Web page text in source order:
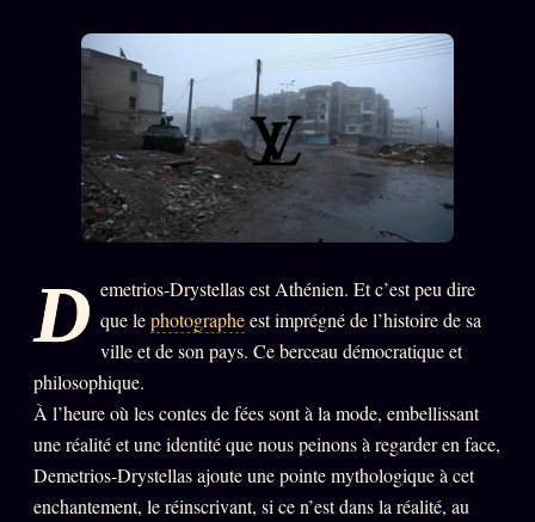
PRÉDICTIONS INFOFICTION
L'ORACLE Z/S 12 PRODUITS
Chat Oracle LIVE
Oracle z/S
Oracle Analyse
24€
Oracle Éclair
Oracle Couples
Oracle Famille
Oracle Sigil Sonore
Oracle Parfum
D emetrios-Drystellas est Athénien. Et c’est peu dire
que lephotographeest imprégné de l’histoire de sa
ville et de son pays. Ce berceau démocratique et
philosophique.
À l’heure où les contes de fées sont à la mode, embellissant
une réalité et une identité que nous peinons à regarder en face,
Demetrios-Drystellas ajoute une pointe mythologique à cet
enchantement, le réinscrivant, si ce n’est dans la réalité, au